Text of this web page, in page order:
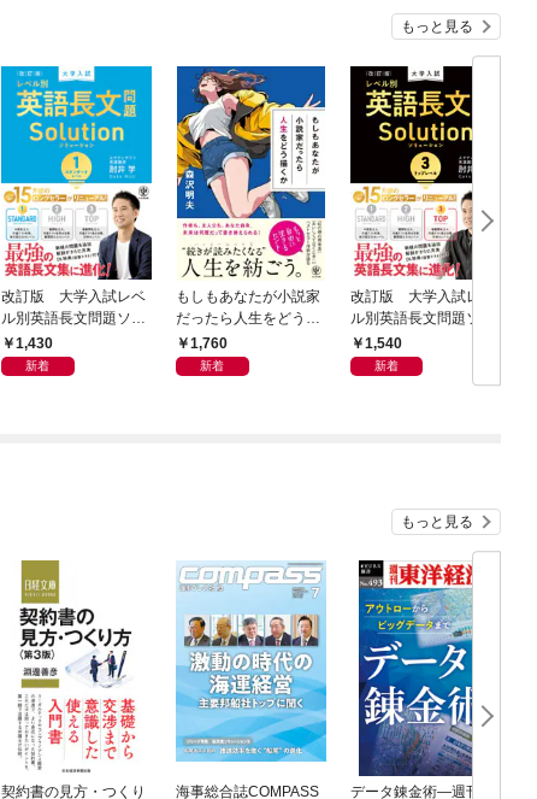
もっと見る
改訂版 大学入試レベ
ル別英語長文問題ソリ
ューション１ スタン
ダードレベル
1,430
新着
もしもあなたが小説家
だったら人生をどう描
くか1,760
新着
改訂版 大学入試レベ
ル別英語長文問題ソリ
ューション３ トップ
レベル
1,540
新着
もっと見る
契約書の見方・つくり
海事総合誌COMPASS
データ錬金術―週刊東